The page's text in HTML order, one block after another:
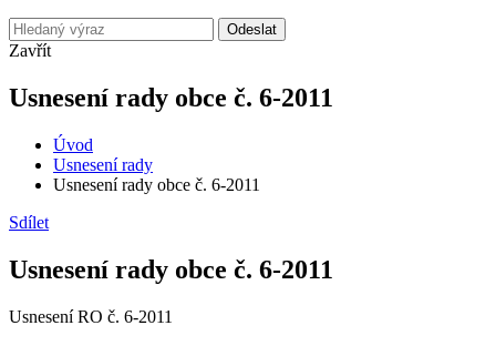
Odeslat
Zavřít
Usnesení rady obce č. 6-2011
Úvod
Usnesení rady
Usnesení rady obce č. 6-2011
Sdílet
Usnesení rady obce č. 6-2011
Usnesení RO č. 6-2011